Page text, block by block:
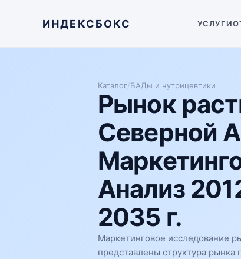
ИНДЕКСБОКС УСЛУГИ
Каталог/БАДы и нутрицевтики
Рынок
Северной
Анализ
2035 г.
Маркетинговое исследование
представлены структура